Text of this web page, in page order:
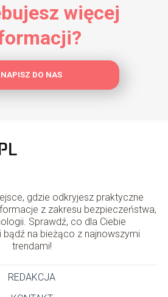
więcej
NAPISZ DO NAS
gdzie odkryjesz praktyczne
z zakresu bezpieczeństwa,
Sprawdź, co dla Ciebie
na bieżąco z najnowszymi
trendami!
REDAKCJA